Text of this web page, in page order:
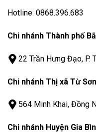
Hotline: 0868.396.683
Chi nhánh Thành phố
22 Trần Hưng Đạo, P.
Chi nhánh Thị xã Từ Sơn
564 Minh Khai, Đồng
Chi nhánh Huyện Gia